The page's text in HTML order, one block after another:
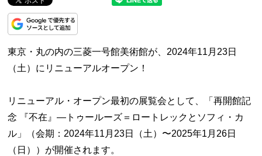
東京・丸の内の三菱一号館美術館が、2024年11月23日
（土）にリニューアルオープン！
リニューアル・オープン最初の展覧会として、「再開館記
念 『不在』—トゥールーズ＝ロートレックとソフィ・カ
ル」（会期：2024年11月23日（土）〜2025年1月26日
（日））が開催されます。